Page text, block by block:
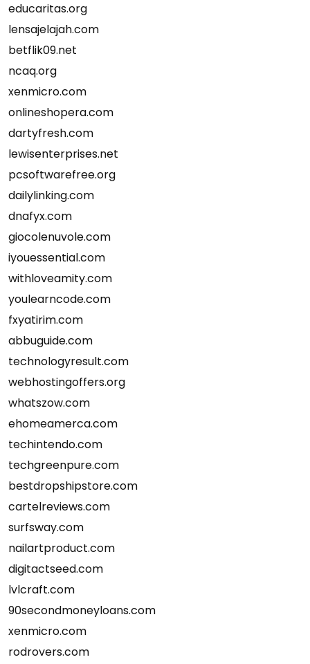
educaritas.org
lensajelajah.com
betflik09.net
ncaq.org
xenmicro.com
onlineshopera.com
dartyfresh.com
lewisenterprises.net
pcsoftwarefree.org
dailylinking.com
dnafyx.com
giocolenuvole.com
iyouessential.com
withloveamity.com
youlearncode.com
fxyatirim.com
abbuguide.com
technologyresult.com
webhostingoffers.org
whatszow.com
ehomeamerca.com
techintendo.com
techgreenpure.com
bestdropshipstore.com
cartelreviews.com
surfsway.com
nailartproduct.com
digitactseed.com
lvlcraft.com
90secondmoneyloans.com
xenmicro.com
rodrovers.com